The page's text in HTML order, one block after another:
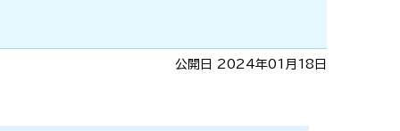
公開日 2024年01月18日